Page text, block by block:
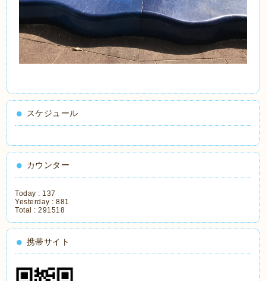
スケジュール
カウンター
Today : 137
Yesterday :881
Total :291518
携帯サイト